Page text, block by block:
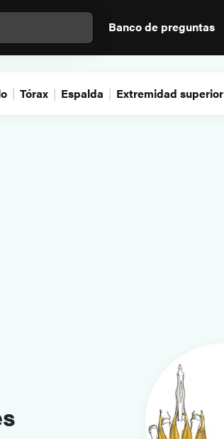
Banco de preguntas
Tórax Espalda Extremidad superior